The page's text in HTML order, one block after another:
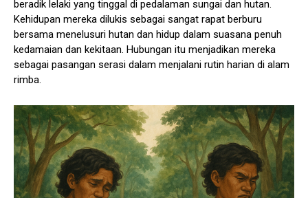
beradik lelaki yang tinggal di pedalaman sungai dan hutan.
Kehidupan mereka dilukis sebagai sangat rapat berburu
bersama menelusuri hutan dan hidup dalam suasana penuh
kedamaian dan kekitaan. Hubungan itu menjadikan mereka
sebagai pasangan serasi dalam menjalani rutin harian di alam
rimba.